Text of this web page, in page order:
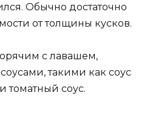
Обычно достаточно
от толщины кусков.
с лавашем,
такими как соус
томатный соус.